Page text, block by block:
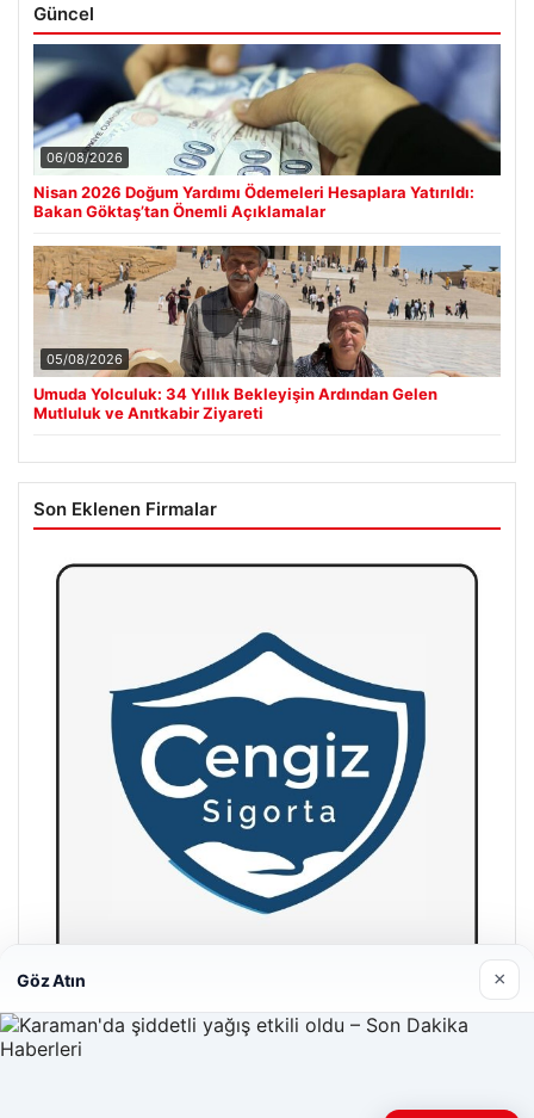
Güncel
06/08/2026
Nisan 2026 Doğum Yardımı Ödemeleri Hesaplara Yatırıldı:
Bakan Göktaş’tan Önemli Açıklamalar
05/08/2026
Umuda Yolculuk: 34 Yıllık Bekleyişin Ardından Gelen
Mutluluk ve Anıtkabir Ziyareti
Son Eklenen Firmalar
Hastaş Beton
26/05/2026
Göz Atın ×